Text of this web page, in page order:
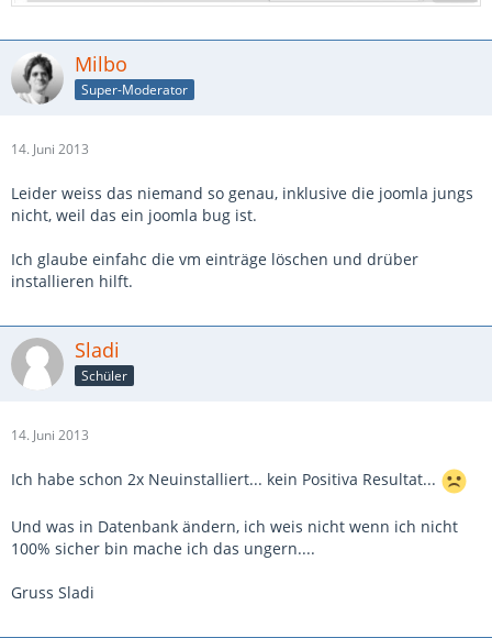
Milbo
Super-Moderator
14. Juni 2013
Leider weiss das niemand so genau, inklusive die joomla jungs
nicht, weil das ein joomla bug ist.
Ich glaube einfahc die vm einträge löschen und drüber
installieren hilft.
Sladi
Schüler
14. Juni 2013
Ich habe schon 2x Neuinstalliert... kein Positiva Resultat...
Und was in Datenbank ändern, ich weis nicht wenn ich nicht
100% sicher bin mache ich das ungern....
Gruss Sladi